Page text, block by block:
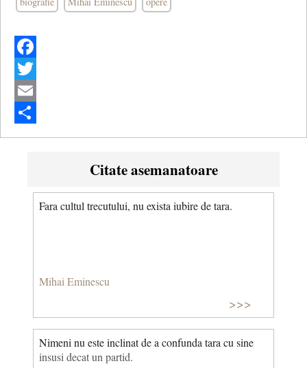
Facebook
Twitter
Email
Share
Citate asemanatoare
Fara cultul trecutului, nu exista iubire de tara.
Mihai Eminescu
>>>
Nimeni nu este inclinat de a confunda tara cu sine
insusi decat un partid.